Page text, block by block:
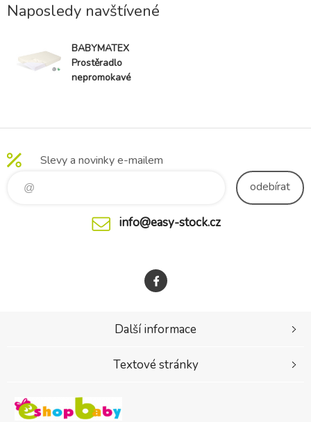
Naposledy navštívené
BABYMATEX
Prostěradlo
nepromokavé
Slevy a novinky e-mailem
odebírat
info@easy-stock.cz
Další informace
Textové stránky